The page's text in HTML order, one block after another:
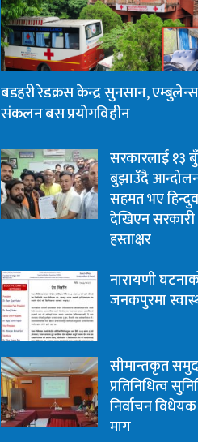
बडहरी रेडक्रस केन्द्र सुनसान,
संकलन बस प्रयोगविहीन
सरकारलाई १३
बुझाउँदै
सहमत भए
देखिएन सरकारी
हस्ताक्षर
नारायणी
जनकपुरमा
सीमान्तकृत
प्रतिनिधित्व
निर्वाचन
माग